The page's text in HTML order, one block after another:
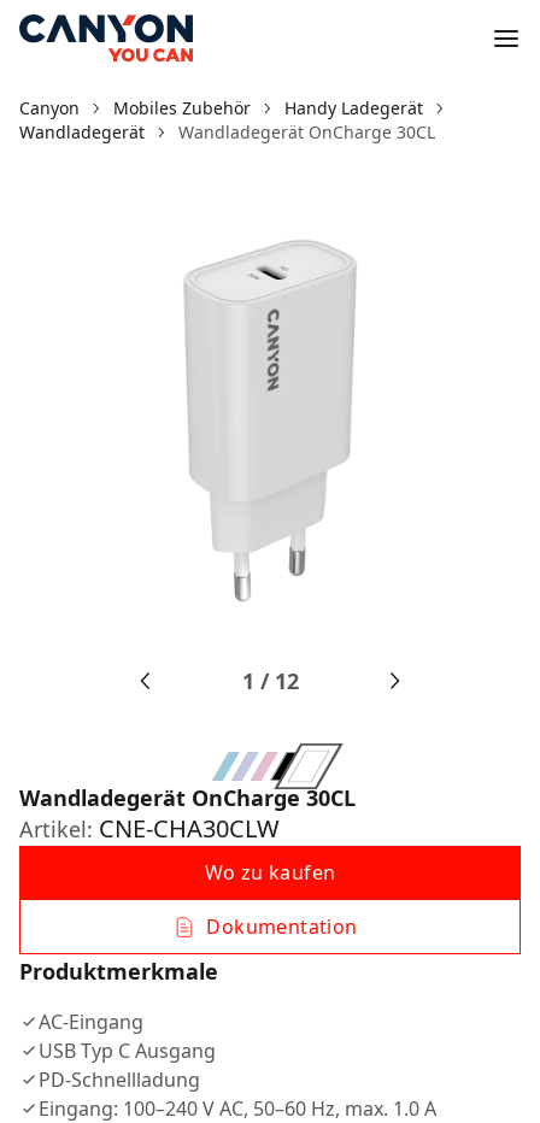
Canyon Mobiles Zubehör
Handy Ladegerät
Wandladegerät
Wandladegerät OnCharge 30CL
1 / 12
Wandladegerät OnCharge 30CL
Artikel: CNE-CHA30CLW
Wo zu kaufen
Dokumentation
Produktmerkmale
AC-Eingang
USB Typ C Ausgang
PD-Schnellladung
Eingang: 100–240 V AC, 50–60 Hz, max. 1.0 A